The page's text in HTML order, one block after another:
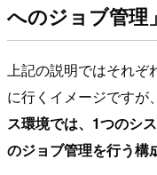
へのジョブ管理
上記の説明ではそれぞ
に行くイメージですが、
ス環境では、1つのシ
のジョブ管理を行う構